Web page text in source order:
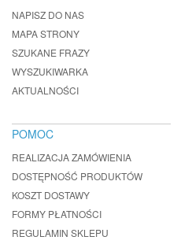
NAPISZ DO NAS
MAPA STRONY
SZUKANE FRAZY
WYSZUKIWARKA
AKTUALNOŚCI
POMOC
REALIZACJA ZAMÓWIENIA
DOSTĘPNOŚĆ PRODUKTÓW
KOSZT DOSTAWY
FORMY PŁATNOŚCI
REGULAMIN SKLEPU